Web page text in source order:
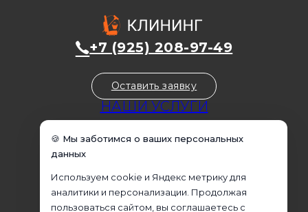
НАШИ УСЛУГИ
Уборка офисов
Домработница
+7 (925) 208-97-49
Оставить заявку
🍪 Мы заботимся о ваших персональных
данных
Используем cookie и Яндекс метрику для
аналитики и персонализации. Продолжая
пользоваться сайтом, вы соглашаетесь с